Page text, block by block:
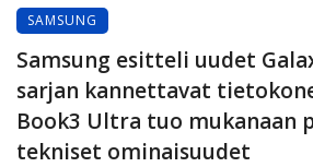
SAMSUNG
Samsung esitteli uudet
sarjan kannettavat
Book3 Ultra tuo mukanaan
tekniset ominaisuudet